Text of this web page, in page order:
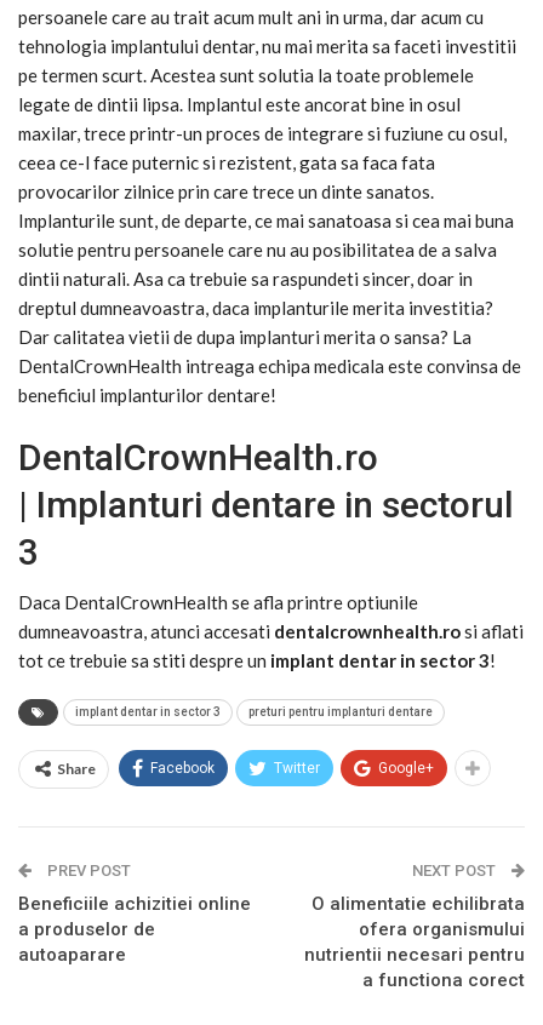
persoanele care au trait acum mult ani in urma, dar acum cu
tehnologia implantului dentar, nu mai merita sa faceti investitii
pe termen scurt. Acestea sunt solutia la toate problemele
legate de dintii lipsa. Implantul este ancorat bine in osul
maxilar, trece printr-un proces de integrare si fuziune cu osul,
ceea ce-l face puternic si rezistent, gata sa faca fata
provocarilor zilnice prin care trece un dinte sanatos.
Implanturile sunt, de departe, ce mai sanatoasa si cea mai buna
solutie pentru persoanele care nu au posibilitatea de a salva
dintii naturali. Asa ca trebuie sa raspundeti sincer, doar in
dreptul dumneavoastra, daca implanturile merita investitia?
Dar calitatea vietii de dupa implanturi merita o sansa? La
DentalCrownHealth intreaga echipa medicala este convinsa de
beneficiul implanturilor dentare!
DentalCrownHealth.ro
| Implanturi dentare in sectorul
3
Daca DentalCrownHealth se afla printre optiunile
dumneavoastra, atunci accesati dentalcrownhealth.rosi aflati
tot ce trebuie sa stiti despre un implant dentar in sector 3!
implant dentar in sector 3 preturi pentru implanturi dentare
Share Facebook Twitter Google+
PREV POST
Beneficiile achizitiei online
a produselor de
autoaparare
NEXT POST
O alimentatie echilibrata
ofera organismului
nutrientii necesari pentru
a functiona corect